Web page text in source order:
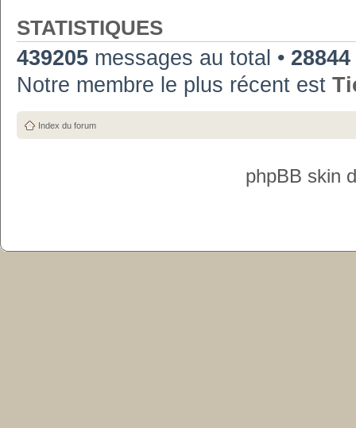
STATISTIQUES
439205 messages au total • 28844
Notre membre le plus récent est
Index du forum
phpBB skin